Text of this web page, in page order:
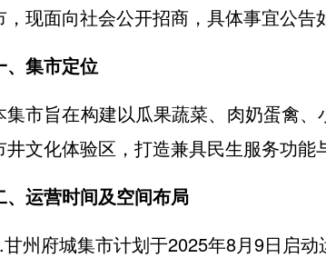
，现面向社会公开招商，具体事宜公告
、集市定位
集市旨在构建以瓜果蔬菜、肉奶蛋禽
井文化体验区，打造兼具民生服务功能
、运营时间及空间布局
甘州府城集市计划于2025年8月9日启